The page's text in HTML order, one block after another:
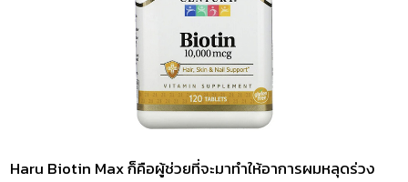
Haru Biotin Max ก็คือผู้ช่วยที่จะมาทำให้อาการผมหลุดร่วง